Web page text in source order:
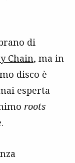
di
Chain, ma in
disco è
esperta
roots